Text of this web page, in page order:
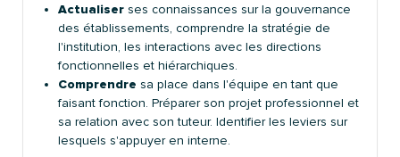
Actualiser ses connaissances sur la gouvernance
des établissements, comprendre la stratégie de
l'institution, les interactions avec les directions
fonctionnelles et hiérarchiques.
Comprendre sa place dans l'équipe en tant que
faisant fonction. Préparer son projet professionnel et
sa relation avec son tuteur. Identifier les leviers sur
lesquels s'appuyer en interne.